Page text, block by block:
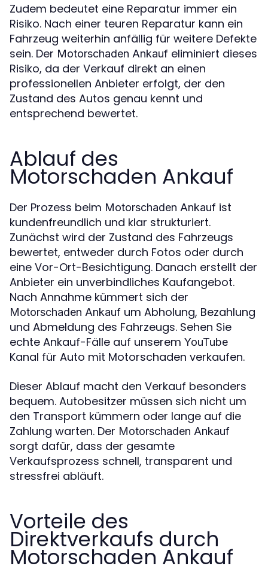
Zudem bedeutet eine Reparatur immer ein
Risiko. Nach einer teuren Reparatur kann ein
Fahrzeug weiterhin anfällig für weitere Defekte
sein. Der Motorschaden Ankauf eliminiert dieses
Risiko, da der Verkauf direkt an einen
professionellen Anbieter erfolgt, der den
Zustand des Autos genau kennt und
entsprechend bewertet.
Ablauf des
Motorschaden Ankauf
Der Prozess beim Motorschaden Ankauf ist
kundenfreundlich und klar strukturiert.
Zunächst wird der Zustand des Fahrzeugs
bewertet, entweder durch Fotos oder durch
eine Vor-Ort-Besichtigung. Danach erstellt der
Anbieter ein unverbindliches Kaufangebot.
Nach Annahme kümmert sich der
Motorschaden Ankauf um Abholung, Bezahlung
und Abmeldung des Fahrzeugs. Sehen Sie
echte Ankauf-Fälle auf unserem YouTube
Kanal für Auto mit Motorschaden verkaufen.
Dieser Ablauf macht den Verkauf besonders
bequem. Autobesitzer müssen sich nicht um
den Transport kümmern oder lange auf die
Zahlung warten. Der Motorschaden Ankauf
sorgt dafür, dass der gesamte
Verkaufsprozess schnell, transparent und
stressfrei abläuft.
Vorteile des
Direktverkaufs durch
Motorschaden Ankauf